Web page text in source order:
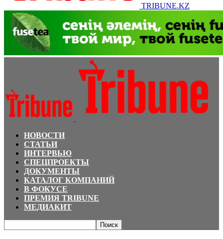
TRIBUNE.KZ
НОВОСТИ
СТАТЬИ
ИНТЕРВЬЮ
СПЕЦПРОЕКТЫ
ДОКУМЕНТЫ
КАТАЛОГ КОМПАНИЙ
В ФОКУСЕ
ПРЕМИЯ TRIBUNE
МЕДИАКИТ